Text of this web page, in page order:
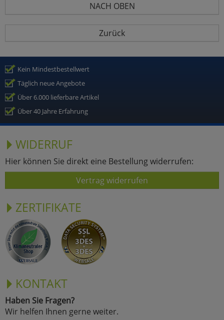
NACH OBEN
Zurück
Kein Mindestbestellwert
Täglich neue Angebote
Über 6.000 lieferbare Artikel
Über 40 Jahre Erfahrung
WIDERRUF
Hier können Sie direkt eine Bestellung widerrufen:
Vertrag widerrufen
ZERTIFIKATE
KONTAKT
Haben Sie Fragen?
Wir helfen Ihnen gerne weiter.